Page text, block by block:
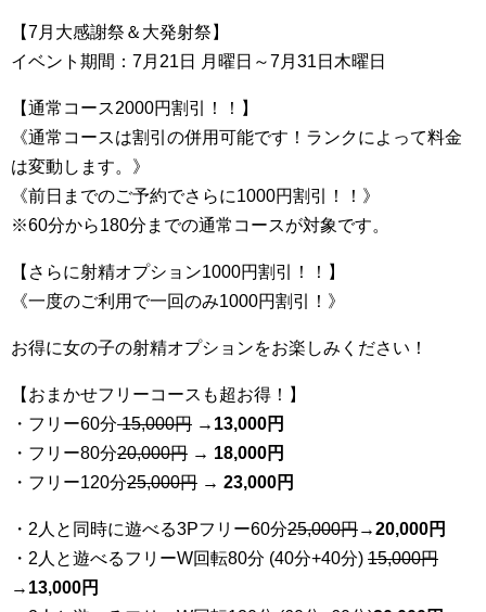
【7月大感謝祭＆大発射祭】
イベント期間：7月21日 月曜日～7月31日木曜日
【通常コース2000円割引！！】
《通常コースは割引の併用可能です！ランクによって料金
は変動します。》
《前日までのご予約でさらに1000円割引！！》
※60分から180分までの通常コースが対象です。
【さらに射精オプション1000円割引！！】
《一度のご利用で一回のみ1000円割引！》
お得に女の子の射精オプションをお楽しみください！
【おまかせフリーコースも超お得！】
・フリー60分15,000円 → 13,000円
・フリー80分20,000円 → 18,000円
・フリー120分25,000円 → 23,000円
・2人と同時に遊べる3Pフリー60分25,000円→20,000円
・2人と遊べるフリーW回転80分 (40分+40分) 15,000円
→ 13,000円